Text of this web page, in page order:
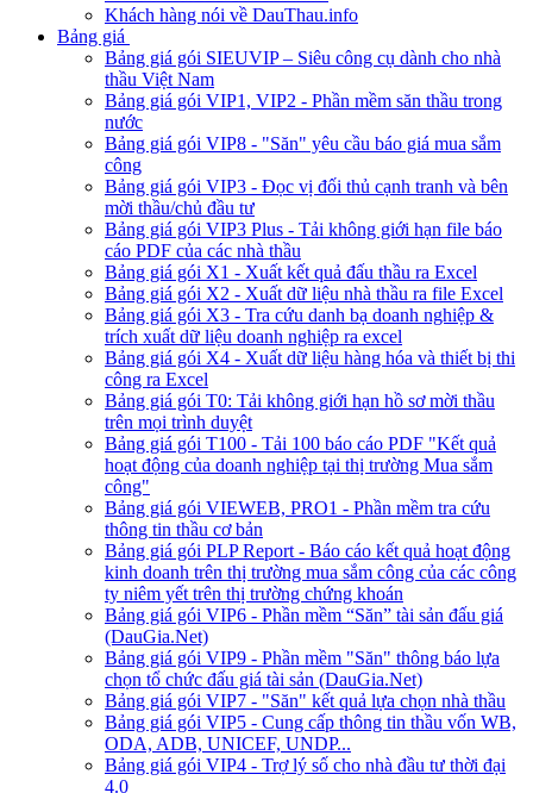
Khách hàng nói về DauThau.info
Bảng giá
Bảng giá gói SIEUVIP – Siêu công cụ dành cho nhà
thầu Việt Nam
Bảng giá gói VIP1, VIP2 - Phần mềm săn thầu trong
nước
Bảng giá gói VIP8 - "Săn" yêu cầu báo giá mua sắm
công
Bảng giá gói VIP3 - Đọc vị đối thủ cạnh tranh và bên
mời thầu/chủ đầu tư
Bảng giá gói VIP3 Plus - Tải không giới hạn file báo
cáo PDF của các nhà thầu
Bảng giá gói X1 - Xuất kết quả đấu thầu ra Excel
Bảng giá gói X2 - Xuất dữ liệu nhà thầu ra file Excel
Bảng giá gói X3 - Tra cứu danh bạ doanh nghiệp &
trích xuất dữ liệu doanh nghiệp ra excel
Bảng giá gói X4 - Xuất dữ liệu hàng hóa và thiết bị thi
công ra Excel
Bảng giá gói T0: Tải không giới hạn hồ sơ mời thầu
trên mọi trình duyệt
Bảng giá gói T100 - Tải 100 báo cáo PDF "Kết quả
hoạt động của doanh nghiệp tại thị trường Mua sắm
công"
Bảng giá gói VIEWEB, PRO1 - Phần mềm tra cứu
thông tin thầu cơ bản
Bảng giá gói PLP Report - Báo cáo kết quả hoạt động
kinh doanh trên thị trường mua sắm công của các công
ty niêm yết trên thị trường chứng khoán
Bảng giá gói VIP6 - Phần mềm “Săn” tài sản đấu giá
(DauGia.Net)
Bảng giá gói VIP9 - Phần mềm "Săn" thông báo lựa
chọn tổ chức đấu giá tài sản (DauGia.Net)
Bảng giá gói VIP7 - "Săn" kết quả lựa chọn nhà thầu
Bảng giá gói VIP5 - Cung cấp thông tin thầu vốn WB,
ODA, ADB, UNICEF, UNDP...
Bảng giá gói VIP4 - Trợ lý số cho nhà đầu tư thời đại
4.0